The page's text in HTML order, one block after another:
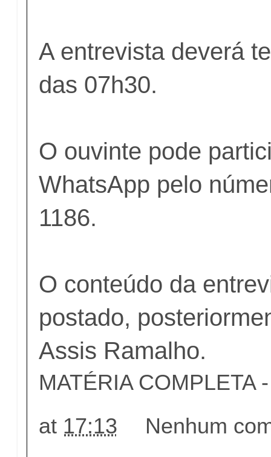
A entrevista deverá
das 07h30.
O ouvinte pode
WhatsApp pelo
1186.
O conteúdo da
postado,
Assis Ramalho.
MATÉRIA COMPLETA
at 17:13 Nenhum